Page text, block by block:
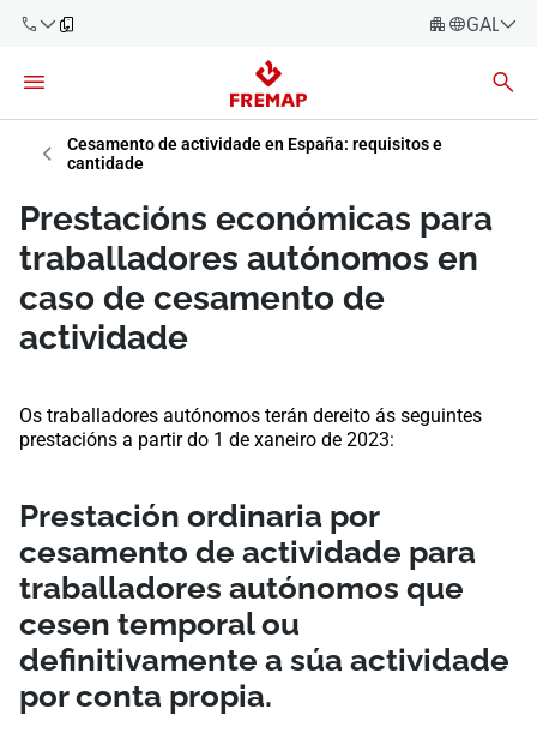
900 61 00
61
+34 91
919 61 61
Español
Empresas
Asesorías
Autónomos
Cesamento de actividade en España: requisitos e
cantidade
Prestacións económicas para
traballadores autónomos en
caso de cesamento de
actividade
Os traballadores autónomos terán dereito ás seguintes
prestacións a partir do 1 de xaneiro de 2023:​
Prestación ordinaria por
cesamento de actividade para
traballadores autónomos que
cesen temporal ou
definitivamente a súa actividade
por conta propia.